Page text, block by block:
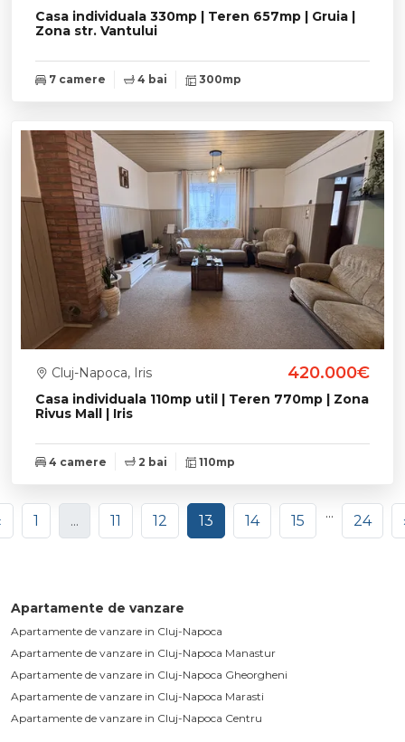
Casa individuala 330mp | Teren 657mp | Gruia |
Zona str. Vantului
7 camere 4 bai 300mp
Casa individuala 110mp util | Teren 770mp | Zona
Rivus Mall | Iris
Cluj-Napoca, Iris 420.000€
4 camere 2 bai 110mp
1 ... 11 12 13 14 15 ... 24
Apartamente de vanzare
Apartamente de vanzare in Cluj-Napoca
Apartamente de vanzare in Cluj-Napoca Manastur
Apartamente de vanzare in Cluj-Napoca Gheorgheni
Apartamente de vanzare in Cluj-Napoca Marasti
Apartamente de vanzare in Cluj-Napoca Centru